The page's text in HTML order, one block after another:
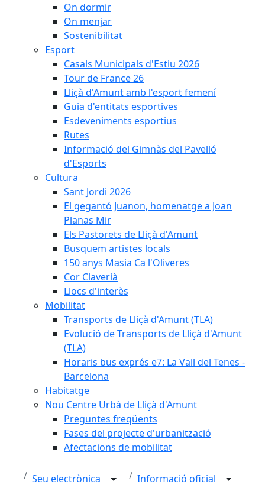
On dormir
On menjar
Sostenibilitat
Esport
Casals Municipals d'Estiu 2026
Tour de France 26
Lliçà d'Amunt amb l'esport femení
Guia d'entitats esportives
Esdeveniments esportius
Rutes
Informació del Gimnàs del Pavelló
d'Esports
Cultura
Sant Jordi 2026
El gegantó Juanon, homenatge a Joan
Planas Mir
Els Pastorets de Lliçà d'Amunt
Busquem artistes locals
150 anys Masia Ca l'Oliveres
Cor Claverià
Llocs d'interès
Mobilitat
Transports de Lliçà d'Amunt (TLA)
Evolució de Transports de Lliçà d'Amunt
(TLA)
Horaris bus exprés e7: La Vall del Tenes -
Barcelona
Habitatge
Nou Centre Urbà de Lliçà d'Amunt
Preguntes freqüents
Fases del projecte d'urbanització
Afectacions de mobilitat
Seu electrònica
Informació oficial